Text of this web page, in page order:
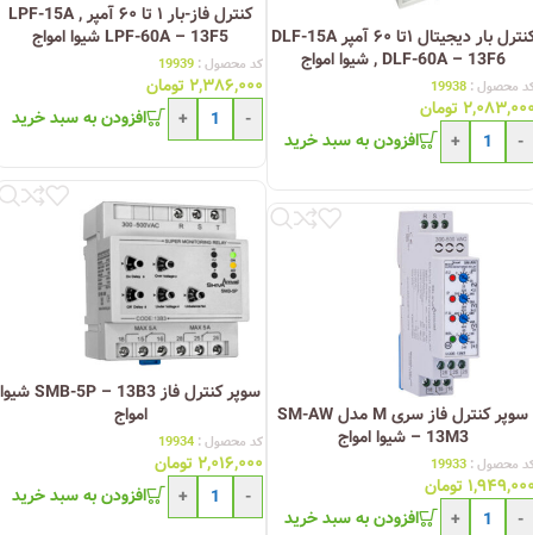
کنترل فاز-بار ۱ تا ۶۰ آمپر LPF-15A ,
LPF-60A – 13F5 شیوا امواج
کد محصول : 19939
۲,۳۸۶,۰۰۰ تومان
-
+ افزودن به سبد خرید
کنترل بار دیجیتال ۱تا ۶۰ آمپر DLF-15A
, DLF-60A – 13F6 شیوا امواج
محصول : 19938
تومان
-
+ افزودن به سبد خرید
سوپر کنترل فاز SMB-5P – 13B3 شیوا
امواج
کد محصول : 19934
۲,۰۱۶,۰۰۰ تومان
-
+ افزودن به سبد خرید
سوپر کنترل فاز سری M مدل SM-AW
– 13M3 شیوا امواج
محصول : 19933
تومان
-
+ افزودن به سبد خرید